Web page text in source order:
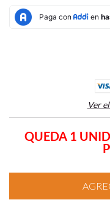
Ver
QUEDA 1